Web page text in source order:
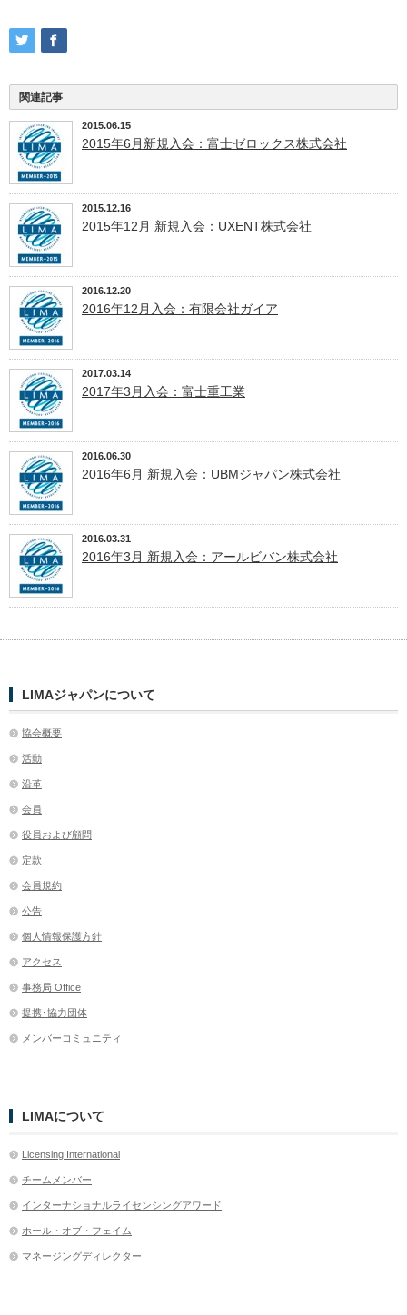
関連記事
2015.06.15
2015年6月新規入会：富士ゼロックス株式会社
2015.12.16
2015年12月 新規入会：UXENT株式会社
2016.12.20
2016年12月入会：有限会社ガイア
2017.03.14
2017年3月入会：富士重工業
2016.06.30
2016年6月 新規入会：UBMジャパン株式会社
2016.03.31
2016年3月 新規入会：アールビバン株式会社
LIMAジャパンについて
協会概要
活動
沿革
会員
役員および顧問
定款
会員規約
公告
個人情報保護方針
アクセス
事務局 Office
提携･協力団体
メンバーコミュニティ
LIMAについて
Licensing International
チームメンバー
インターナショナルライセンシングアワード
ホール・オブ・フェイム
マネージングディレクター